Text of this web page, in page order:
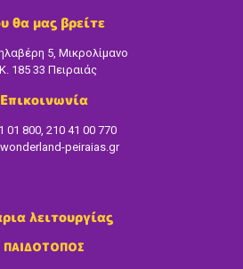
θα μας βρείτε
5, Μικρολίμανο
185 33 Πειραιάς
Επικοινωνία
01 800, 210 41 00 770
peiraias.gr
λειτουργίας
ΠΑΙΔΟΤΟΠΟΣ